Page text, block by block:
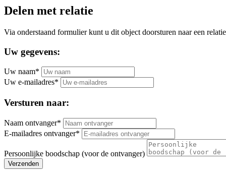
Delen met relatie
Via onderstaand formulier kunt u dit object doorsturen naar een
Uw gegevens:
Uw naam*
Uw e-mailadres*
Versturen naar:
Naam ontvanger*
E-mailadres ontvanger*
Persoonlijke boodschap (voor de ontvanger)
Verzenden